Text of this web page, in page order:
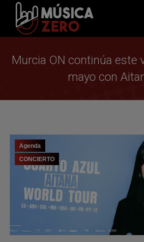
Murcia ON continúa este
mayo con
Agenda
CONCIERTO